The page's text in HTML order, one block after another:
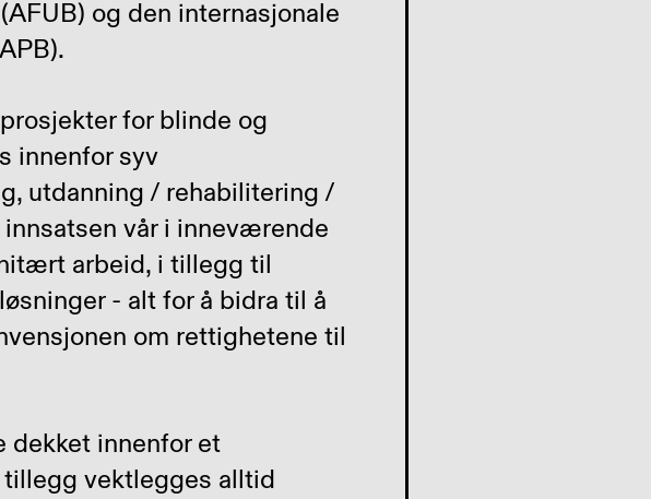
og den internasjonale
for blinde og
innenfor syv
utdanning / rehabilitering /
vår i inneværende
arbeid, i tillegg til
- alt for å bidra til å
om rettighetene til
dekket innenfor et
vektlegges alltid